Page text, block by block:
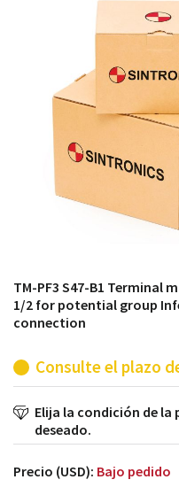
módulos antiguos a un
de módulos
TM-PF3 S47-B1 Terminal
1/2 for potential group
connection
Consulte el plazo
Elija la condición de la
deseado.
Precio (USD): Bajo pedido